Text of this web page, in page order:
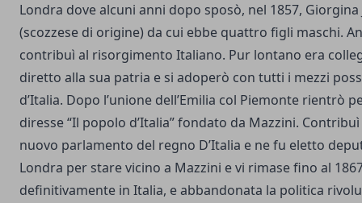
Londra dove alcuni anni dopo sposò, nel 1857,
(scozzese di origine) da cui ebbe quattro figli maschi.
contribuì al risorgimento Italiano. Pur lontano era
diretto alla sua patria e si adoperò con tutti i mezzi
d’Italia. Dopo l’unione dell’Emilia col Piemonte rientrò
diresse “Il popolo d’Italia” fondato da Mazzini.
nuovo parlamento del regno D’Italia e ne fu eletto
Londra per stare vicino a Mazzini e vi rimase fino al
definitivamente in Italia, e abbandonata la politica